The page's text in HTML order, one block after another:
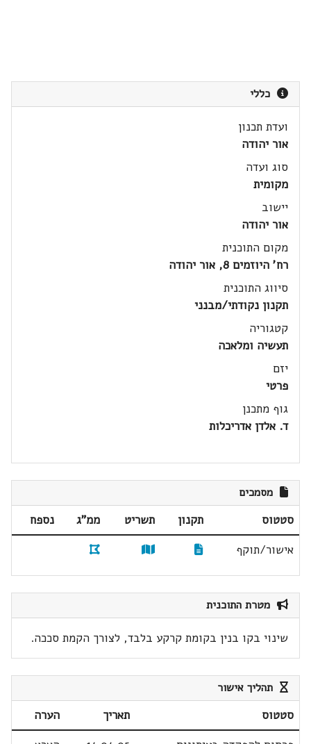
כללי
ועדת תכנון
אור יהודה
סוג ועדה
מקומית
יישוב
אור יהודה
מקום התוכנית
רח' היוזמים 8, אור יהודה
סיווג התוכנית
תקנון נקודתי/מבנני
קטגוריה
תעשיה ומלאכה
יזם
פרטי
גוף מתכנן
ד. אלדן אדריכלות
מסמכים
סטטוס תקנון תשריט ממ"ג
נספח
אישור/תוקף
מטרת התוכנית
שינוי בקו בנין בקומת קרקע בלבד, לצורך הקמת סככה.
תהליך אישור
סטטוס תאריך
הערה